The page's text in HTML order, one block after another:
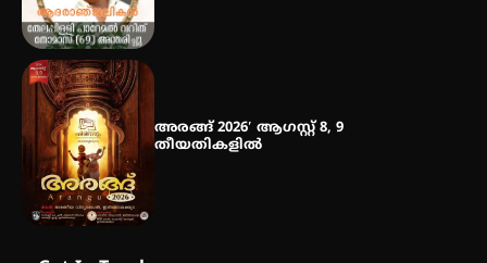
അരങ്ങ് 2026′ ആഗസ്റ്റ് 8, 9
തീയതികളിൽ